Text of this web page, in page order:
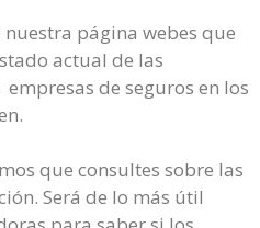
página webes que
actual de las
de seguros en los
que consultes sobre las
Será de lo más útil